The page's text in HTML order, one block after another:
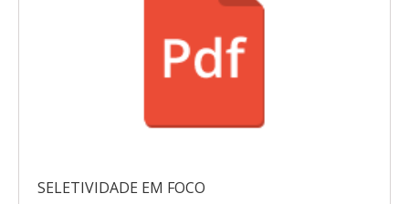
SELETIVIDADE EM FOCO